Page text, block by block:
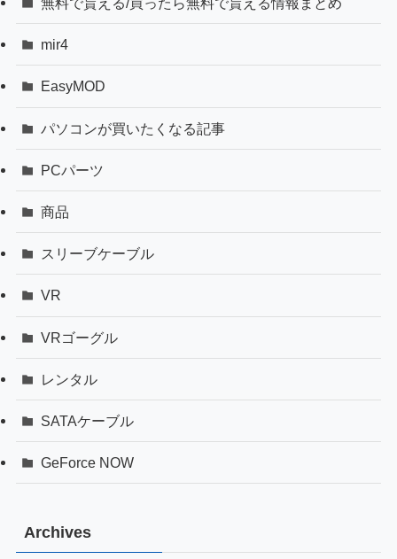
mir4
EasyMOD
パソコンが買いたくなる記事
PCパーツ
商品
スリーブケーブル
VR
VRゴーグル
レンタル
SATAケーブル
GeForce NOW
Archives